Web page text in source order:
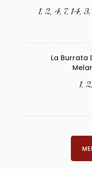
1, 2, 4, 7, 14,
La Burrata
1,